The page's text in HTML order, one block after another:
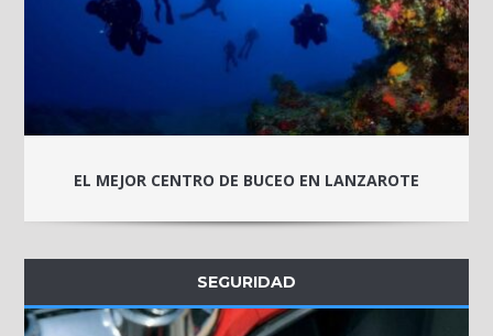
EL MEJOR CENTRO DE BUCEO EN LANZAROTE
SEGURIDAD